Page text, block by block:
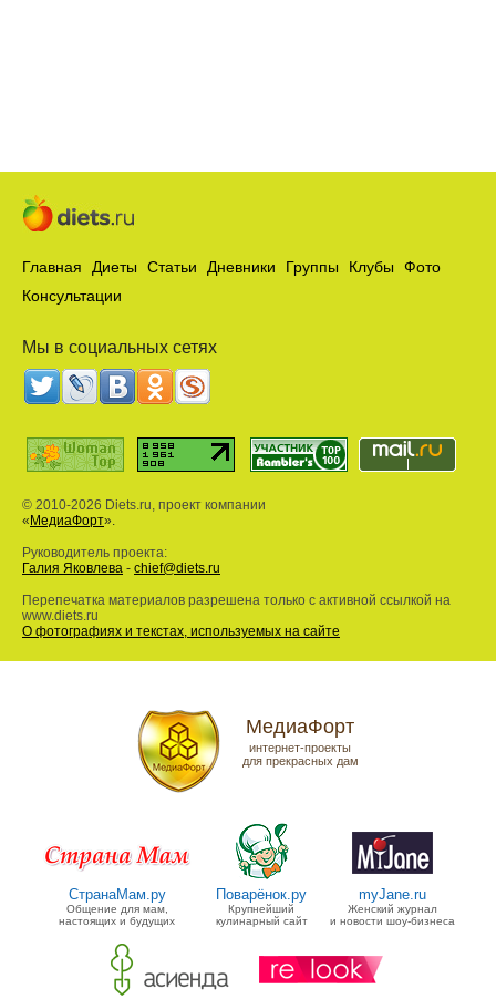
Главная Диеты Статьи Дневники Группы Клубы
Фото
Консультации
Мы в социальных сетях
© 2010-2026 Diets.ru, проект компании
« МедиаФорт».
Руководитель проекта:
Галия Яковлева - chief@diets.ru
Перепечатка материалов разрешена только с активной ссылкой на
www.diets.ru
О фотографиях и текстах, используемых на сайте
МедиаФорт
интернет-проекты
для прекрасных дам
СтранаМам.ру
Общение для мам,
настоящих и будущих
Поварёнок.ру
Крупнейший
кулинарный сайт
myJane.ru
Женский журнал
и новости шоу-бизнеса